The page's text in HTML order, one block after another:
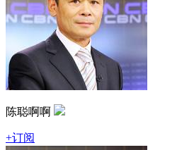
陈聪啊啊
+订阅